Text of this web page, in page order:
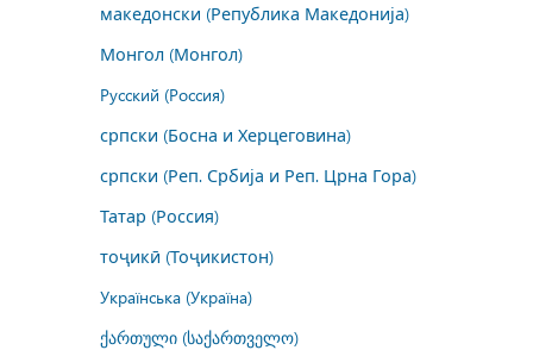
македонски (Република Македонија)
Монгол (Монгол)
Русский (Россия)
српски (Босна и Херцеговина)
српски (Реп. Србија и Реп. Црна Гора)
Татар (Россия)
тоҷикӣ (Тоҷикистон)
Українська (Україна)
ქართული (საქართველო)